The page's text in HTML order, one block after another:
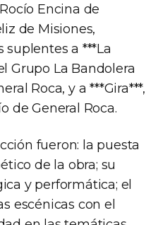
Encina de
de Misiones,
suplentes a ***La
Grupo La Bandolera
Roca, y a ***Gira***,
de General Roca.
fueron: la puesta
de la obra; su
y performática; el
escénicas con el